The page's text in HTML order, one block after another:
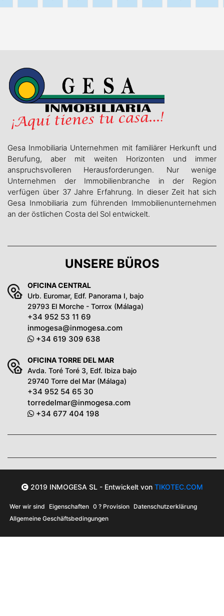
Gesa Inmobiliaria Unternehmen mit familiärer Herkunft und
Berufung, aber mit weiten Horizonten und immer
anspruchsvolleren Herausforderungen. Nur wenige
Unternehmen der Immobilienbranche in der Region
verfügen über 37 Jahre Erfahrung. In dieser Zeit hat sich
Gesa Inmobiliaria zum führenden Immobilienunternehmen
an der östlichen Costa del Sol entwickelt.
UNSERE BÜROS
OFICINA CENTRAL
Urb. Euromar, Edf. Panorama I, bajo
29793 El Morche - Torrox (Málaga)
+34 952 53 11 69
inmogesa@inmogesa.com
+34 619 309 638
OFICINA TORRE DEL MAR
Avda. Toré Toré 3, Edf. Ibiza bajo
29740 Torre del Mar (Málaga)
+34 952 54 65 30
torredelmar@inmogesa.com
+34 677 404 198
2019 INMOGESA SL - Entwickelt von TIKOTEC.COM
Wer wir sind Eigenschaften 0 ? Provision Datenschutzerklärung
Allgemeine Geschäftsbedingungen